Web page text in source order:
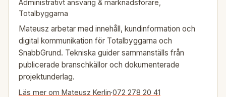
Administrativt ansvarig & marknadsförare,
Totalbyggarna
Mateusz arbetar med innehåll, kundinformation och
digital kommunikation för Totalbyggarna och
SnabbGrund. Tekniska guider sammanställs från
publicerade branschkällor och dokumenterade
projektunderlag.
Läs mer om Mateusz Kerlin·072 278 20 41